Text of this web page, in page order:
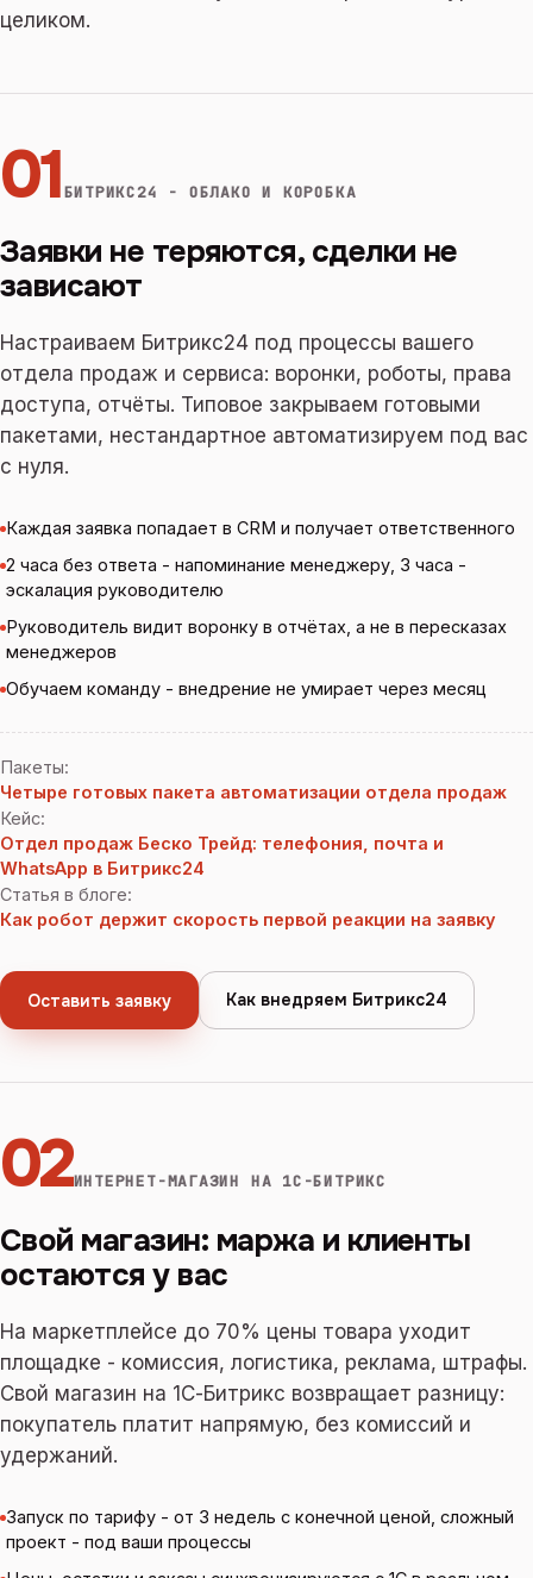
целиком.
01БИТРИКС24 - ОБЛАКО И КОРОБКА
Заявки не теряются, сделки не
зависают
Настраиваем Битрикс24 под процессы вашего
отдела продаж и сервиса: воронки, роботы, права
доступа, отчёты. Типовое закрываем готовыми
пакетами, нестандартное автоматизируем под вас
с нуля.
Каждая заявка попадает в CRM и получает ответственного
2 часа без ответа - напоминание менеджеру, 3 часа -
эскалация руководителю
Руководитель видит воронку в отчётах, а не в пересказах
менеджеров
Обучаем команду - внедрение не умирает через месяц
Пакеты:
Четыре готовых пакета автоматизации отдела продаж
Кейс:
Отдел продаж Беско Трейд: телефония, почта и
WhatsApp в Битрикс24
Статья в блоге:
Как робот держит скорость первой реакции на заявку
Оставить заявку Как внедряем Битрикс24
02ИНТЕРНЕТ-МАГАЗИН НА 1С-БИТРИКС
Свой магазин: маржа и клиенты
остаются у вас
На маркетплейсе до 70% цены товара уходит
площадке - комиссия, логистика, реклама, штрафы.
Свой магазин на 1С-Битрикс возвращает разницу:
покупатель платит напрямую, без комиссий и
удержаний.
Запуск по тарифу - от 3 недель с конечной ценой, сложный
проект - под ваши процессы